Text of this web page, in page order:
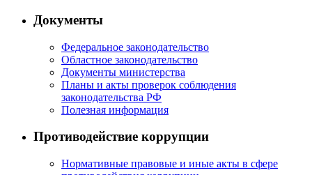
Документы
Федеральное законодательство
Областное законодательство
Документы министерства
Планы и акты проверок соблюдения
законодательства РФ
Полезная информация
Противодействие коррупции
Нормативные правовые и иные акты в сфере